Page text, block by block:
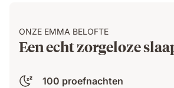
ONZE EMMA BELOFTE
Een echt zorgeloze
100 proefnachten